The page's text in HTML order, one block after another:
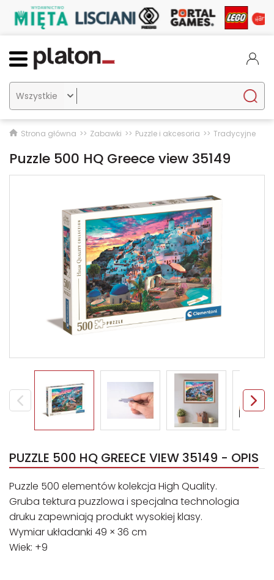

Strona główna Zabawki Puzzle i akcesoria Tradycyjne
Puzzle 500 HQ Greece view 35149
PUZZLE 500 HQ GREECE VIEW 35149 - OPIS
Puzzle 500 elementów kolekcja High Quality.
Gruba tektura puzzlowa i specjalna technologia
druku zapewniają produkt wysokiej klasy.
Wymiar układanki 49 × 36 cm
Wiek: +9